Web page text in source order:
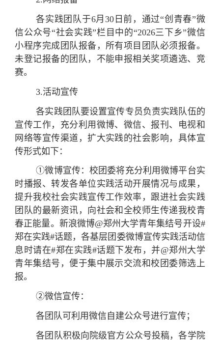
各实践团队于6月30日前，通过“创青春”微
信公众号“社会实践”栏目中的“2026三下乡”微信
小程序完成团队报备，所有项目团队必须报备。
未登记报备的团队，不能申报相关奖项遴选、竞
赛。
3.活动宣传
各实践团队要设置宣传专员负责实践队伍的
宣传工作，充分利用微博、微信、报刊、电视和
网络等宣传渠道，扩大实践的社会影响，具体宣
传形式如下：
①微博宣传：校团委将充分利用微博平台实
时播报、转发各单位实践活动开展情况与成果，
提升我校社会实践宣传工作效率，跟进社会实践
团队的最新资讯，向社会和全校师生传递我校青
春正能量。新浪微博@郑州大学青年集结号开设#
郑在实践#话题，各基层团委微博宣传实践活动信
息时请在#郑在实践#话题下发布，并@郑州大学
青年集结号，便于集中展示交流和校团委筛选上
报。
②微信宣传：
各团队可利用微信自建公众号进行宣传；
各团队积极向院级官方公众号投稿，各学院